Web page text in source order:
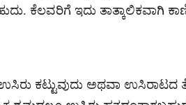
ಕೆಲವರಿಗೆ ಇದು ತಾತ್ಕಾಲಿಕವಾಗಿ
ಉಸಿರು ಕಟ್ಟುವುದು ಅಥವಾ